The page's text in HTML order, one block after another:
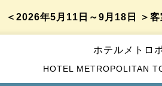
＜2026年5月11日～9月18日 ＞
ホテルメトロ
HOTEL METROPOLITAN